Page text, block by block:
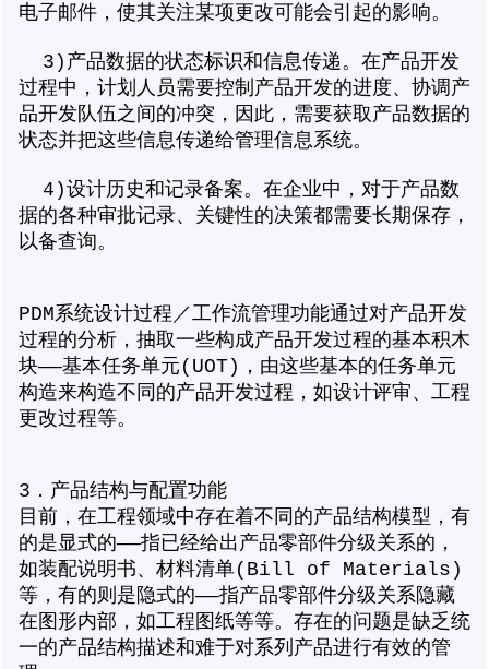
电子邮件，使其关注某项更改可能会引起的影响。
3)产品数据的状态标识和信息传递。在产品开发
过程中，计划人员需要控制产品开发的进度、协调产
品开发队伍之间的冲突，因此，需要获取产品数据的
状态并把这些信息传递给管理信息系统。
4)设计历史和记录备案。在企业中，对于产品数
据的各种审批记录、关键性的决策都需要长期保存，
以备查询。
PDM系统设计过程／工作流管理功能通过对产品开发
过程的分析，抽取一些构成产品开发过程的基本积木
块——基本任务单元(UOT)，由这些基本的任务单元
构造来构造不同的产品开发过程，如设计评审、工程
更改过程等。
3．产品结构与配置功能
目前，在工程领域中存在着不同的产品结构模型，有
的是显式的——指已经给出产品零部件分级关系的，
如装配说明书、材料清单(Bill of Materials)
等，有的则是隐式的——指产品零部件分级关系隐藏
在图形内部，如工程图纸等等。存在的问题是缺乏统
一的产品结构描述和难于对系列产品进行有效的管